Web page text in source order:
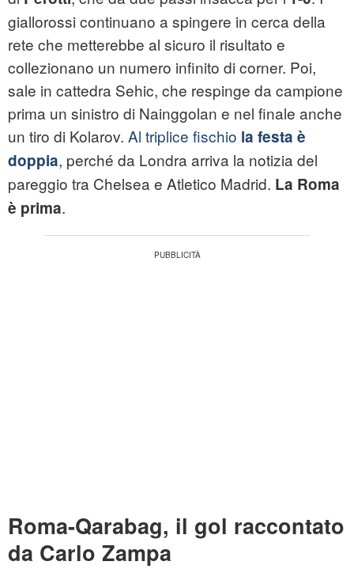
giallorossi continuano a spingere in cerca della
rete che metterebbe al sicuro il risultato e
collezionano un numero infinito di corner. Poi,
sale in cattedra Sehic, che respinge da campione
prima un sinistro di Nainggolan e nel finale anche
un tiro di Kolarov. Al triplice fischio la festa è
doppia, perché da Londra arriva la notizia del
pareggio tra Chelsea e Atletico Madrid. La Roma
è prima.
Roma-Qarabag, il gol raccontato
da Carlo Zampa